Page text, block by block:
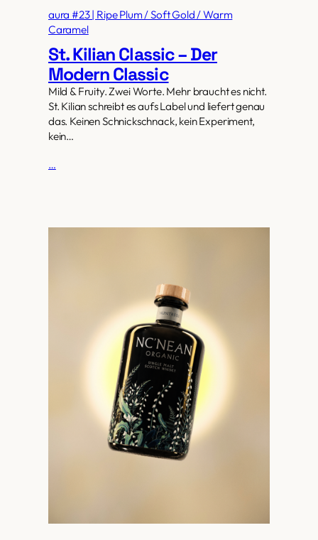
aura #23 | Ripe Plum / Soft Gold / Warm
Caramel
St. Kilian Classic – Der
Modern Classic
Mild & Fruity. Zwei Worte. Mehr braucht es nicht.
St. Kilian schreibt es aufs Label und liefert genau
das. Keinen Schnickschnack, kein Experiment,
kein…
…